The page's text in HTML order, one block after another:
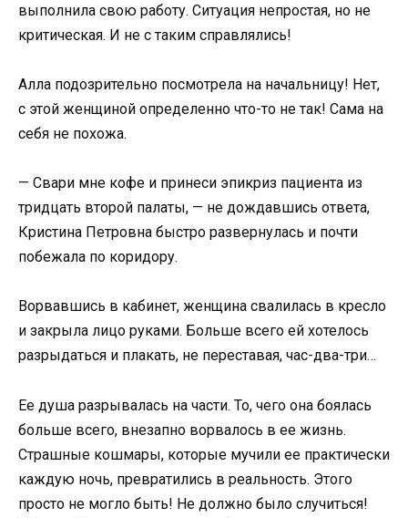
выполнила свою работу. Ситуация непростая, но не
критическая. И не с таким справлялись!
Алла подозрительно посмотрела на начальницу! Нет,
с этой женщиной определенно что-то не так! Сама на
себя не похожа.
— Свари мне кофе и принеси эпикриз пациента из
тридцать второй палаты, — не дождавшись ответа,
Кристина Петровна быстро развернулась и почти
побежала по коридору.
Ворвавшись в кабинет, женщина свалилась в кресло
и закрыла лицо руками. Больше всего ей хотелось
разрыдаться и плакать, не переставая, час-два-три…
Ее душа разрывалась на части. То, чего она боялась
больше всего, внезапно ворвалось в ее жизнь.
Страшные кошмары, которые мучили ее практически
каждую ночь, превратились в реальность. Этого
просто не могло быть! Не должно было случиться!